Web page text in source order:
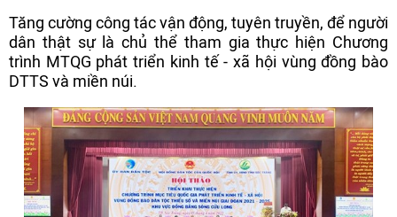
Tăng cường công tác vận động, tuyên truyền, để người
dân thật sự là chủ thể tham gia thực hiện Chương
trình MTQG phát triển kinh tế - xã hội vùng đồng bào
DTTS và miền núi.